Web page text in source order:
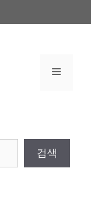
Menu
검색